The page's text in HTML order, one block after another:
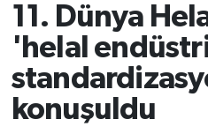
11. Dünya
'helal
konuşuldu
Tüm Manşetler
Son Dakika Haberleri
Haber Arşivi